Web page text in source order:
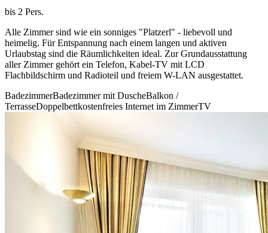
bis 2 Pers.
Alle Zimmer sind wie ein sonniges "Platzerl" - liebevoll und
heimelig. Für Entspannung nach einem langen und aktiven
Urlaubstag sind die Räumlichkeiten ideal. Zur Grundausstattung
aller Zimmer gehört ein Telefon, Kabel-TV mit LCD
Flachbildschirm und Radioteil und freiem W-LAN ausgestattet.
BadezimmerBadezimmer mit DuscheBalkon /
TerrasseDoppelbettkostenfreies Internet im ZimmerTV